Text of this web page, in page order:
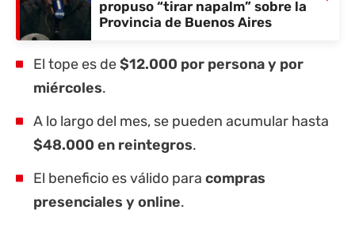
propuso “tirar napalm” sobre la
Provincia de Buenos Aires
El tope es de$12.000 por persona y por
miércoles.
A lo largo del mes, se pueden acumular hasta
$48.000 en reintegros.
El beneficio es válido para compras
presenciales y online.